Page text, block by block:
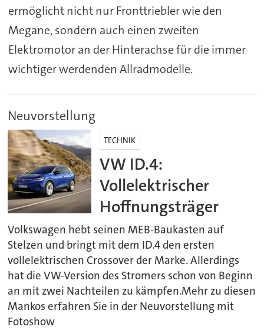
ermöglicht nicht nur Fronttriebler wie den
Megane, sondern auch einen zweiten
Elektromotor an der Hinterachse für die immer
wichtiger werdenden Allradmodelle.
Neuvorstellung
TECHNIK
VW ID.4:
Vollelektrischer
Hoffnungsträger
Volkswagen hebt seinen MEB-Baukasten auf
Stelzen und bringt mit dem ID.4 den ersten
vollelektrischen Crossover der Marke. Allerdings
hat die VW-Version des Stromers schon von Beginn
an mit zwei Nachteilen zu kämpfen.Mehr zu diesen
Mankos erfahren Sie in der Neuvorstellung mit
Fotoshow